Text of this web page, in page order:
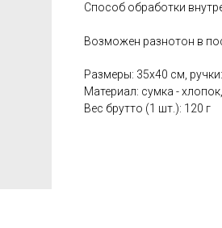
Способ обработки
Возможен разнотон в
Размеры: 35х40 см,
Материал: сумка -
Вес брутто (1 шт.): 120 г